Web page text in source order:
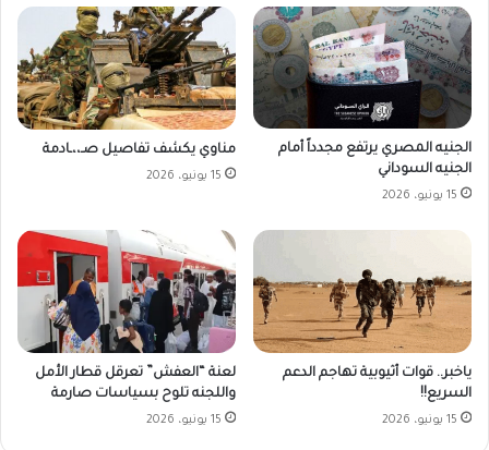
الجنيه المصري يرتفع مجدداً أمام
الجنيه السوداني
15 يونيو، 2026
مناوي يكشف تفاصيل صـ،،ـادمة
15 يونيو، 2026
ياخبر.. قوات أثيوبية تهاجم الدعم
السريع!!
15 يونيو، 2026
لعنة “العفش” تعرقل قطار الأمل
واللجنه تلوح بسياسات صارمة
15 يونيو، 2026